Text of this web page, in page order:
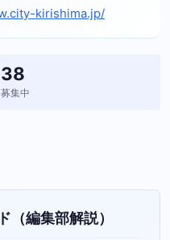
kirishima.jp/
38
募集中
（編集部解説）